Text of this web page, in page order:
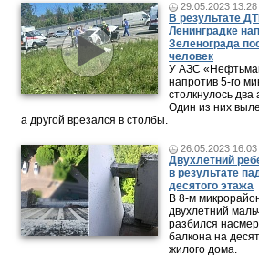
29.05.2023 13:28
В результате
Ленинградке
Зеленограда
человек
У АЗС
напротив 5-го
столкнулось
Один из них
а другой врезался в столбы.
26.05.2023 16:03
Двухлетний
в результате
десятого этажа
В 8-м
двухлетний
разбился
балкона на
жилого дома.